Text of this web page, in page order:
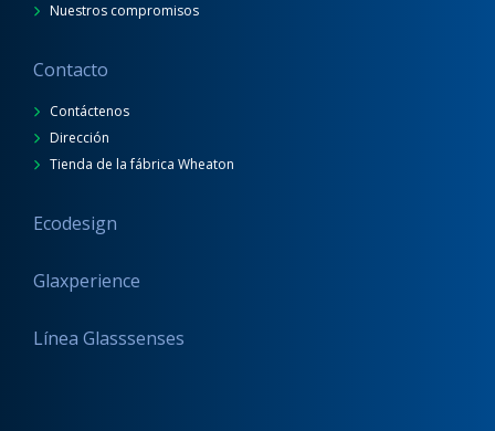
Nuestros compromisos
Contacto
Contáctenos
Dirección
Tienda de la fábrica Wheaton
Ecodesign
Glaxperience
Línea Glasssenses